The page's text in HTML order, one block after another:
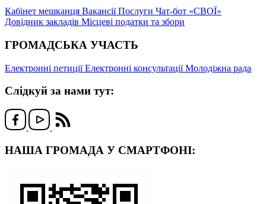
Кабінет мешканця ВакансіїПослуги Чат-бот «СВОЇ»
Довідник закладів Місцеві податки та збори
ГРОМАДСЬКА УЧАСТЬ
Електронні петиціїЕлектронні консультаціїМолодіжна рада
Слідкуй за нами тут:
НАША ГРОМАДА У СМАРТФОНІ: